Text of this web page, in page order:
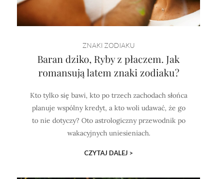
ZNAKI ZODIAKU
Baran dziko, Ryby z płaczem. Jak
romansują latem znaki zodiaku?
Kto tylko się bawi, kto po trzech zachodach słońca
planuje wspólny kredyt, a kto woli udawać, że go
to nie dotyczy? Oto astrologiczny przewodnik po
wakacyjnych uniesieniach.
CZYTAJ DALEJ >